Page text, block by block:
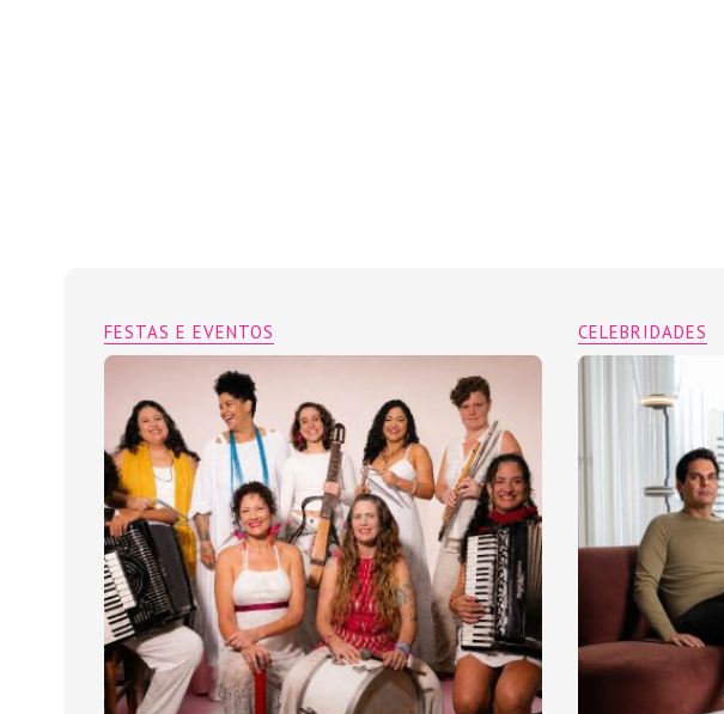
CELEBRIDADES
FESTAS E EVENTOS